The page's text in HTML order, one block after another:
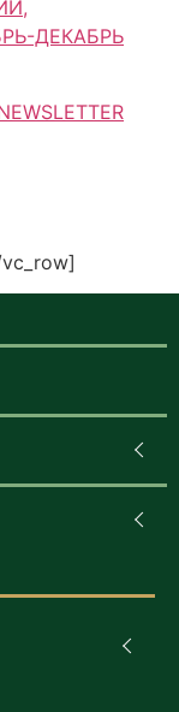
ДЕКАБРЬ